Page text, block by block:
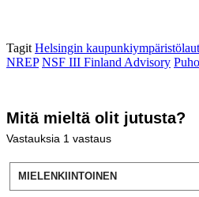
Tagit Helsingin
NREP NSF III Finland Advisory
Mitä mieltä olit jutusta?
Vastauksia 1 vastaus
MIELENKIINTOINEN